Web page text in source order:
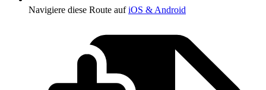
Navigiere diese Route aufiOS & Android